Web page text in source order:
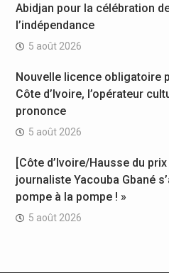
Abidjan pour la célébration
l’indépendance
5 août 2026
Nouvelle licence obligatoire
Côte d’Ivoire, l’opérateur
prononce
5 août 2026
[Côte d’Ivoire/Hausse du
journaliste Yacouba Gbané
pompe à la pompe ! »
5 août 2026